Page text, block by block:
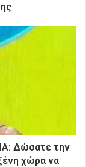
Δώσατε την
χώρα να